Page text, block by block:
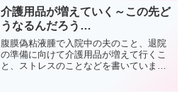
介護用品が増えていく～この先ど
うなるんだろう…
腹膜偽粘液腫で入院中の夫のこと、退院
の準備に向けて介護用品が増えて行くこ
と、ストレスのことなどを書いていま